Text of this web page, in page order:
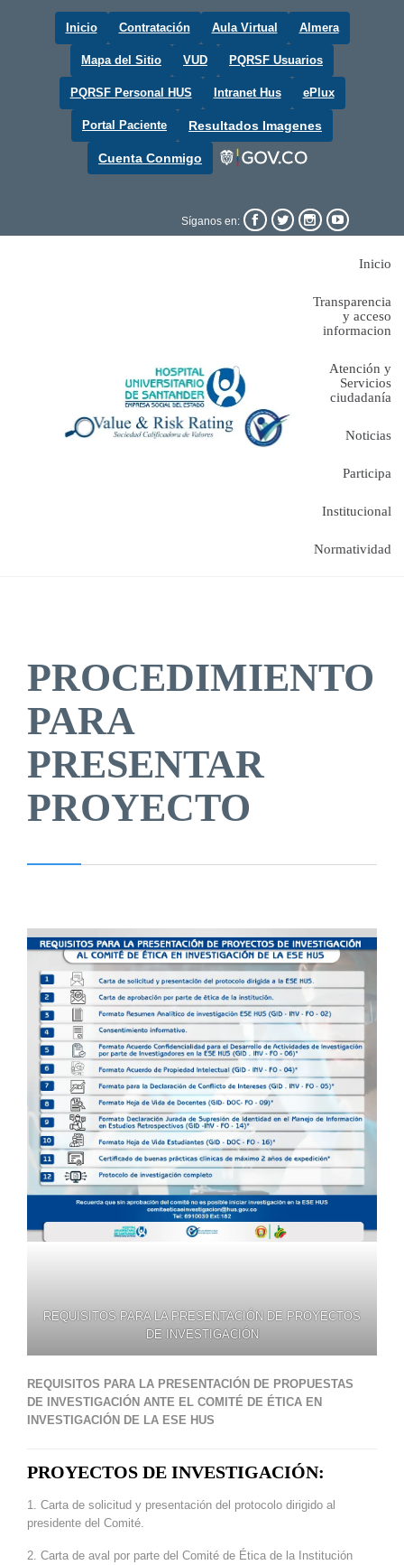
Inicio Contratación Aula Virtual Almera
Mapa del Sitio VUD PQRSF Usuarios
PQRSF Personal HUS Intranet Hus ePlux
Portal Paciente Resultados Imagenes
Cuenta Conmigo
Síganos en:    
Inicio
Transparencia
y acceso
informacion
Atención y
Servicios
ciudadanía
Noticias
Participa
Institucional
Normatividad
PROCEDIMIENTO
PARA
PRESENTAR
PROYECTO
REQUISITOS PARA LA PRESENTACIÓN DE PROYECTOS
DE INVESTIGACIÓN
REQUISITOS PARA LA PRESENTACIÓN DE PROPUESTAS
DE INVESTIGACIÓN ANTE EL COMITÉ DE ÉTICA EN
INVESTIGACIÓN DE LA ESE HUS
PROYECTOS DE INVESTIGACIÓN:
1. Carta de solicitud y presentación del protocolo dirigido al
presidente del Comité.
2. Carta de aval por parte del Comité de Ética de la Institución